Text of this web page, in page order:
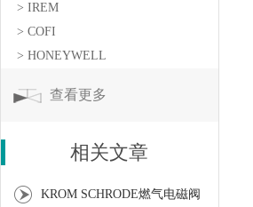
> IREM
> COFI
> HONEYWELL
查看更多
相关文章
KROM SCHRODE燃气电磁阀